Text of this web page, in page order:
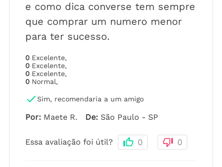
e como dica converse tem sempre
que comprar um numero menor
para ter sucesso.
0 Excelente,
0 Excelente,
0 Excelente,
0 Normal,
Sim, recomendaria a um amigo
Por: Maete R. De: São Paulo - SP
Essa avaliação foi útil? 0 0